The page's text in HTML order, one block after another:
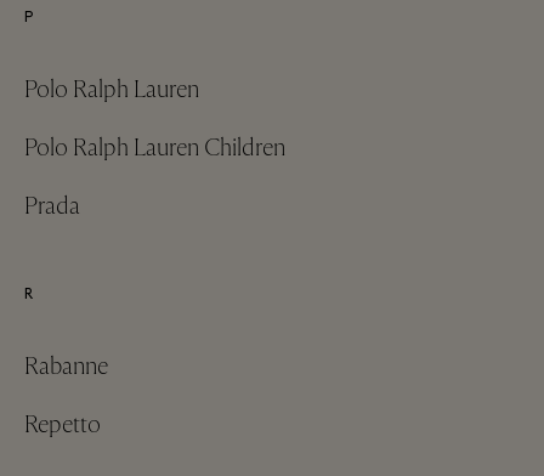
P
Polo Ralph Lauren
Polo Ralph Lauren Children
Prada
R
Rabanne
Repetto